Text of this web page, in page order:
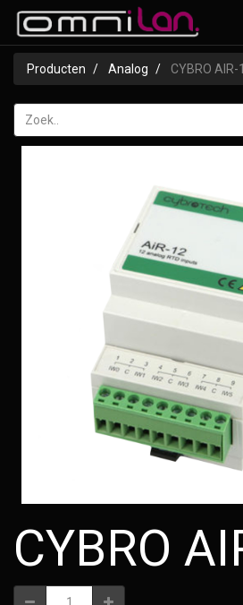
Producten
Analog CYBRO AIR-
CYBRO